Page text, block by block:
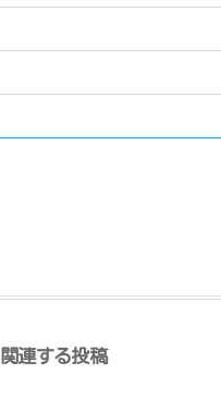
関連する投稿